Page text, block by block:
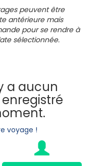
peuvent être
antérieure mais
pour se rendre à
sélectionnée.
a aucun
voyage !